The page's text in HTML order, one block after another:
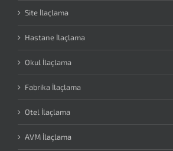
Site İlaçlama
Hastane İlaçlama
Okul İlaçlama
Fabrika İlaçlama
Otel İlaçlama
AVM İlaçlama